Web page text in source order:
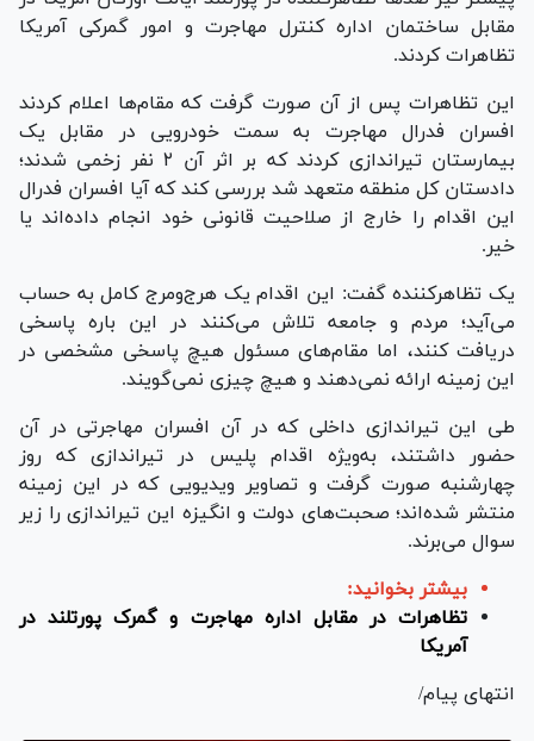
مقابل ساختمان اداره کنترل مهاجرت و امور گمرکی آمریکا
تظاهرات کردند.
این تظاهرات پس از آن صورت گرفت که مقام‌ها اعلام کردند
افسران فدرال مهاجرت به سمت خودرویی در مقابل یک
بیمارستان تیراندازی کردند که بر اثر آن ۲ نفر زخمی شدند؛
دادستان کل منطقه متعهد شد بررسی کند که آیا افسران فدرال
این اقدام را خارج از صلاحیت قانونی خود انجام داده‌اند یا
خیر.
یک تظاهرکننده گفت: این اقدام یک هرج‌ومرج کامل به حساب
می‌آید؛ مردم و جامعه تلاش می‌کنند در این باره پاسخی
دریافت کنند، اما مقام‌های مسئول هیچ پاسخی مشخصی در
این زمینه ارائه نمی‌دهند و هیچ چیزی نمی‌گویند.
طی این تیراندازی داخلی که در آن افسران مهاجرتی در آن
حضور داشتند، به‌ویژه اقدام پلیس در تیراندازی که روز
چهارشنبه صورت گرفت و تصاویر ویدیویی که در این زمینه
منتشر شده‌اند؛ صحبت‌های دولت و انگیزه این تیراندازی را زیر
سوال می‌برند.
بیشتر بخوانید:
تظاهرات در مقابل اداره مهاجرت و گمرک پورتلند در
آمریکا
انتهای پیام/